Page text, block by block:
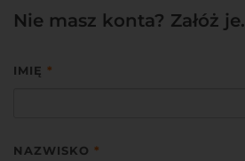
Nie masz konta? Załóż je.
IMIĘ *
NAZWISKO *